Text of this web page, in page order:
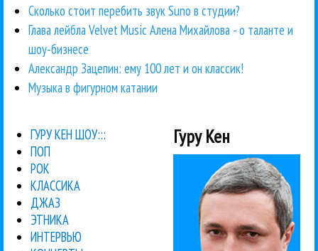
Сколько стоит перебить звук Suno в студии?
Глава лейбла Velvet Music Алена Михайлова - о таланте и
шоу-бизнесе
Александр Зацепин: ему 100 лет и он классик!
Музыка в фигурном катании
ГУРУ КЕН ШОУ:::
ПОП
РОК
КЛАССИКА
ДЖАЗ
ЭТНИКА
ИНТЕРВЬЮ
Гуру Кен